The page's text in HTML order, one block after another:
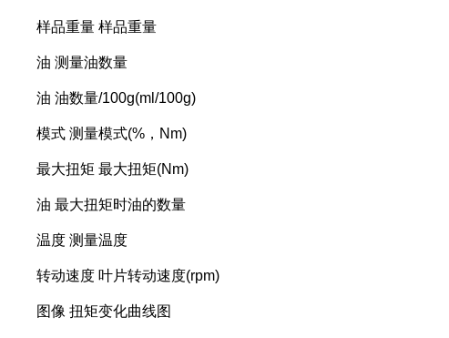
样品重量 样品重量
油 测量油数量
油 油数量/100g(ml/100g)
模式 测量模式(%，Nm)
最大扭矩 最大扭矩(Nm)
油 最大扭矩时油的数量
温度 测量温度
转动速度 叶片转动速度(rpm)
图像 扭矩变化曲线图